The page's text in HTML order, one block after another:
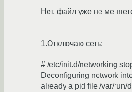
Нет, файл уже не
1.Отключаю сеть:
# /etc/init.d/networking
Deconfiguring network
already a pid file /var/run/